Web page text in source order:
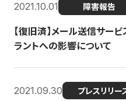
2021.10.01 障害報告
【復旧済】メール送信サー
ラントへの影響について
2021.09.30 プレスリリー